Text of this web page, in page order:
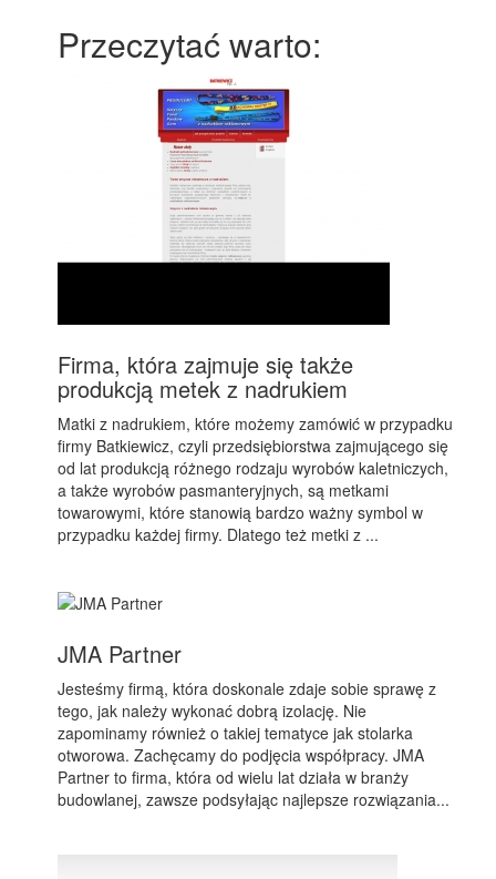
Przeczytać warto:
Firma, która zajmuje się także
produkcją metek z nadrukiem
Matki z nadrukiem, które możemy zamówić w przypadku
firmy Batkiewicz, czyli przedsiębiorstwa zajmującego się
od lat produkcją różnego rodzaju wyrobów kaletniczych,
a także wyrobów pasmanteryjnych, są metkami
towarowymi, które stanowią bardzo ważny symbol w
przypadku każdej firmy. Dlatego też metki z ...
JMA Partner
Jesteśmy firmą, która doskonale zdaje sobie sprawę z
tego, jak należy wykonać dobrą izolację. Nie
zapominamy również o takiej tematyce jak stolarka
otworowa. Zachęcamy do podjęcia współpracy. JMA
Partner to firma, która od wielu lat działa w branży
budowlanej, zawsze podsyłając najlepsze rozwiązania...